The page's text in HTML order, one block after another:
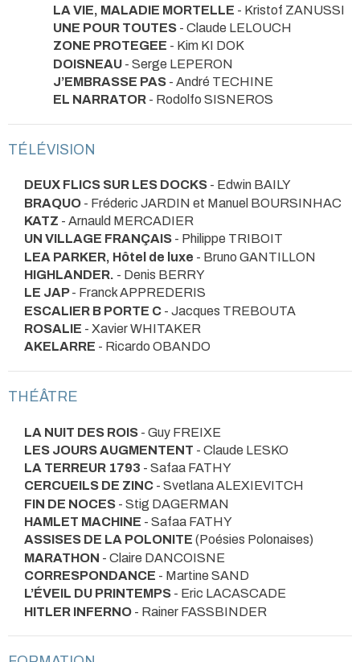
LA VIE, MALADIE MORTELLE - Kristof ZANUSSI
UNE POUR TOUTES - Claude LELOUCH
ZONE PROTEGEE - Kim KI DOK
DOISNEAU - Serge LEPERON
J’EMBRASSE PAS - André TECHINE
EL NARRATOR - Rodolfo SISNEROS
TÉLÉVISION
DEUX FLICS SUR LES DOCKS - Edwin BAILY
BRAQUO - Fréderic JARDIN et Manuel BOURSINHAC
KATZ - Arnauld MERCADIER
UN VILLAGE FRANÇAIS - Philippe TRIBOIT
LEA PARKER, Hôtel de luxe - Bruno GANTILLON
HIGHLANDER. - Denis BERRY
LE JAP- Franck APPREDERIS
ESCALIER B PORTE C - Jacques TREBOUTA
ROSALIE - Xavier WHITAKER
AKELARRE - Ricardo OBANDO
THÉÂTRE
LA NUIT DES ROIS - Guy FREIXE
LES JOURS AUGMENTENT - Claude LESKO
LA TERREUR 1793 - Safaa FATHY
CERCUEILS DE ZINC - Svetlana ALEXIEVITCH
FIN DE NOCES - Stig DAGERMAN
HAMLET MACHINE - Safaa FATHY
ASSISES DE LA POLONITE (Poésies Polonaises)
MARATHON - Claire DANCOISNE
CORRESPONDANCE - Martine SAND
L’ÉVEIL DU PRINTEMPS - Eric LACASCADE
HITLER INFERNO - Rainer FASSBINDER